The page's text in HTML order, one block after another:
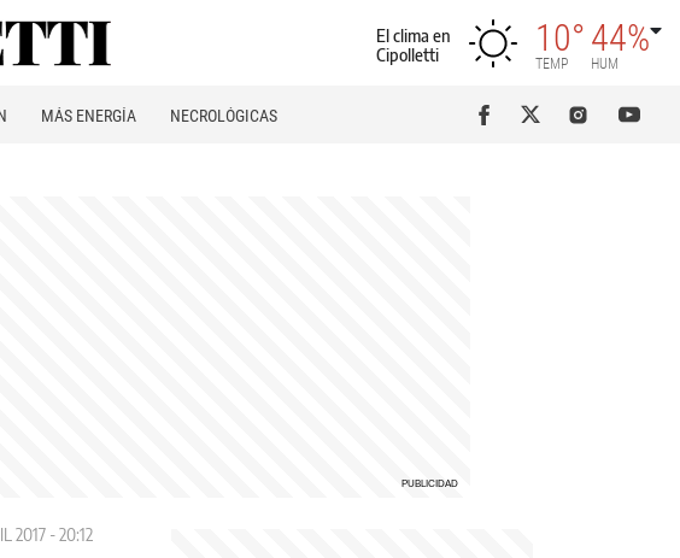
El clima en
Cipolletti
10°
TEMP
44%
HUM
MÁS ENERGÍA NECROLÓGICAS
2017 - 20:12